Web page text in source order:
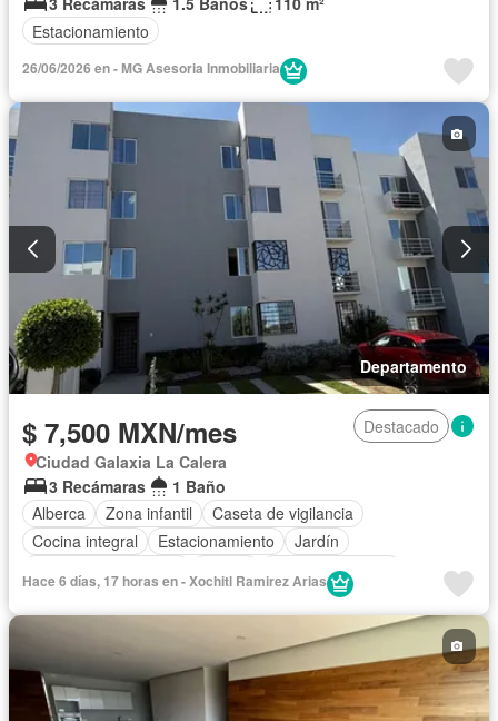
Estacionamiento
26/06/2026 en - MG Asesoria Inmobiliaria
Departamento
$ 7,500 MXN/mes
Destacado
Ciudad Galaxia La Calera
3 Recámaras
1 Baño
Alberca
Zona infantil
Caseta de vigilancia
Cocina integral
Estacionamiento
Jardín
Vista panorámica
Hace 6 días, 17 horas en - Xochitl Ramirez Arias